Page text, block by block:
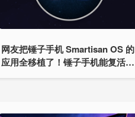
网友把锤子手机 Smartisan OS 的
应用全移植了！锤子手机能复活
吗？